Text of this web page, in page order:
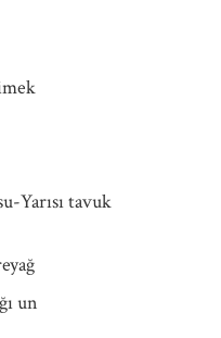
Yarısı tavuk
un